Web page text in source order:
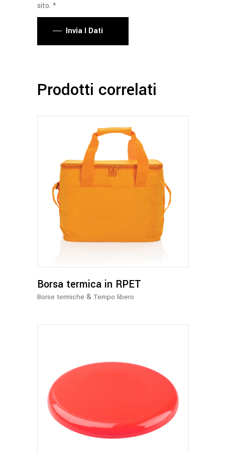
sito. *
Invia I Dati
Prodotti correlati
varianti.
opzioni
possono
essere
Borsa termica in RPET
Borse termiche & Tempo libero
prodotto
ha
più